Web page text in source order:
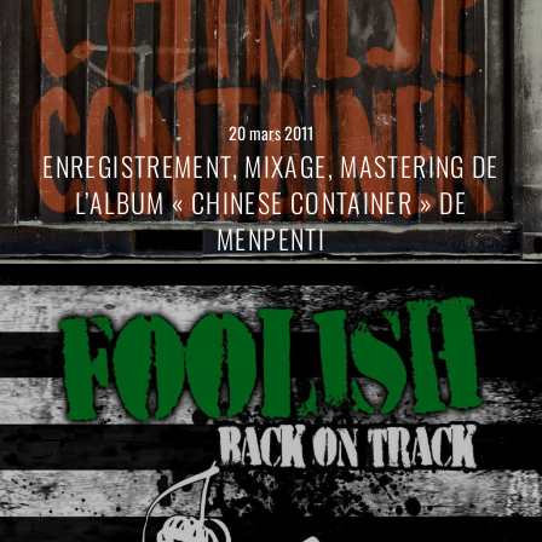
20 mars 2011
ENREGISTREMENT, MIXAGE, MASTERING DE
L’ALBUM « CHINESE CONTAINER » DE
MENPENTI
Lire
la
suite